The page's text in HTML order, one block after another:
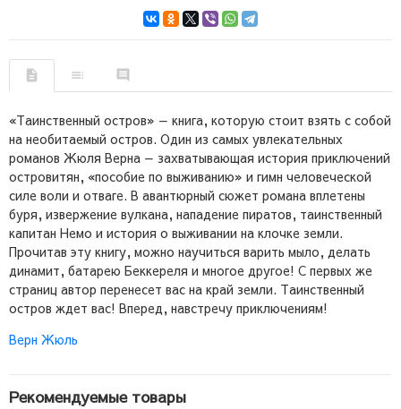
«Таинственный остров» — книга, которую стоит взять с собой
на необитаемый остров. Один из самых увлекательных
романов Жюля Верна — захватывающая история приключений
островитян, «пособие по выживанию» и гимн человеческой
силе воли и отваге. В авантюрный сюжет романа вплетены
буря, извержение вулкана, нападение пиратов, таинственный
капитан Немо и история о выживании на клочке земли.
Прочитав эту книгу, можно научиться варить мыло, делать
динамит, батарею Беккереля и многое другое! С первых же
страниц автор перенесет вас на край земли. Таинственный
остров ждет вас! Вперед, навстречу приключениям!
Верн Жюль
Рекомендуемые товары